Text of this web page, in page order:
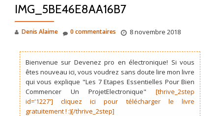
IMG_5BE46E8AA16B7
Denis Alaime 8 novembre 2018
0 commentaires
Bienvenue sur Devenez pro en électronique! Si vous
êtes nouveau ici, vous voudrez sans doute lire mon livre
qui vous explique "Les 7 Etapes Essentielles Pour Bien
Commencer Un ProjetElectronique"[thrive_2step
id='1227'] cliquez ici pour télécharger le livre
gratuitement ! :)[/thrive_2step]